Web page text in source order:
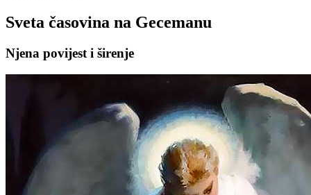
Sveta časovina na Gecemanu
Njena povijest i širenje